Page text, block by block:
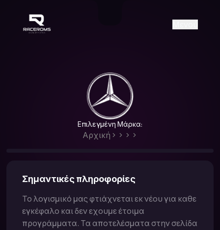
https://www.facebook.com/
https://www.tiktok.com/
Contact us on Viber
Raceroms
Επιλεγμένη Μάρκα:
Αρχική
Σημαντικές πληροφορίες
Το λογισμικό μας φτιάχνεται εκ νέου για καθε
εγκέφαλο και δεν εχουμε έτοιμα
προγράμματα. Τα αποτελέσματα στην σελίδα